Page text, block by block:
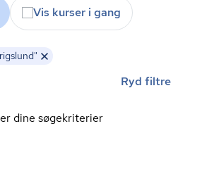
Vis kurser i gang
Ryd filtre
dine søgekriterier